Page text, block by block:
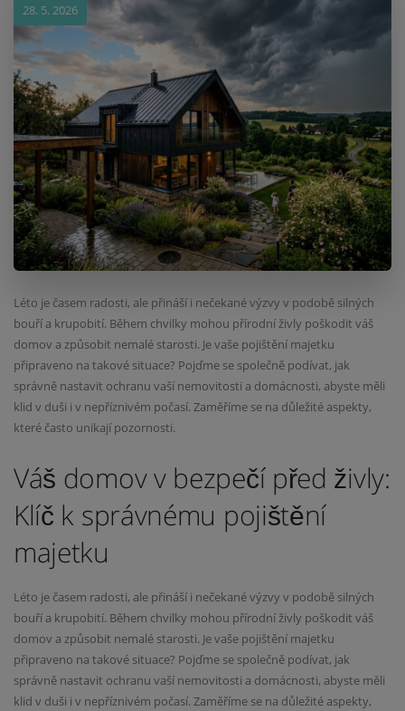
28. 5. 2026
Léto je časem radosti, ale přináší i nečekané výzvy v podobě silných
bouří a krupobití. Během chvilky mohou přírodní živly poškodit váš
domov a způsobit nemalé starosti. Je vaše pojištění majetku
připraveno na takové situace? Pojďme se společně podívat, jak
správně nastavit ochranu vaší nemovitosti a domácnosti, abyste měli
klid v duši i v nepříznivém počasí. Zaměříme se na důležité aspekty,
které často unikají pozornosti.
Váš domov v bezpečí před živly:
Klíč k správnému pojištění
majetku
Léto je časem radosti, ale přináší i nečekané výzvy v podobě silných
bouří a krupobití. Během chvilky mohou přírodní živly poškodit váš
domov a způsobit nemalé starosti. Je vaše pojištění majetku
připraveno na takové situace? Pojďme se společně podívat, jak
správně nastavit ochranu vaší nemovitosti a domácnosti, abyste měli
klid v duši i v nepříznivém počasí. Zaměříme se na důležité aspekty,